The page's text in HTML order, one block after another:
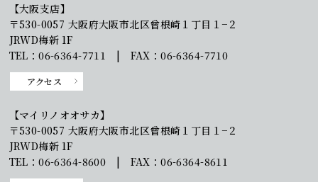
【大阪支店】
〒530-0057 大阪府大阪市北区曾根崎１丁目１−２
JRWD梅新 1F
TEL：06-6364-7711 | FAX：06-6364-7710
アクセス
【マイリノオオサカ】
〒530-0057 大阪府大阪市北区曾根崎１丁目１−２
JRWD梅新 1F
TEL：06-6364-8600 | FAX：06-6364-8611